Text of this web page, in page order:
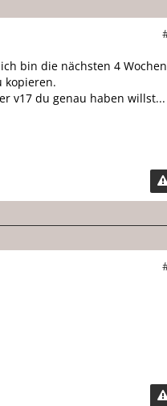
bin die nächsten 4 Wochen
kopieren.
v17 du genau haben willst...